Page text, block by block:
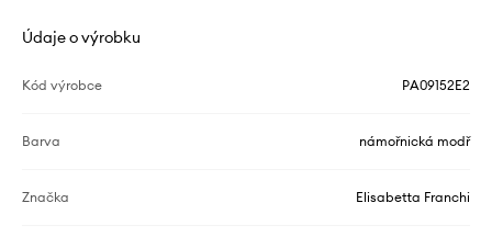
Údaje o výrobku
Kód výrobce PA09152E2
Barva námořnická modř
Značka Elisabetta Franchi